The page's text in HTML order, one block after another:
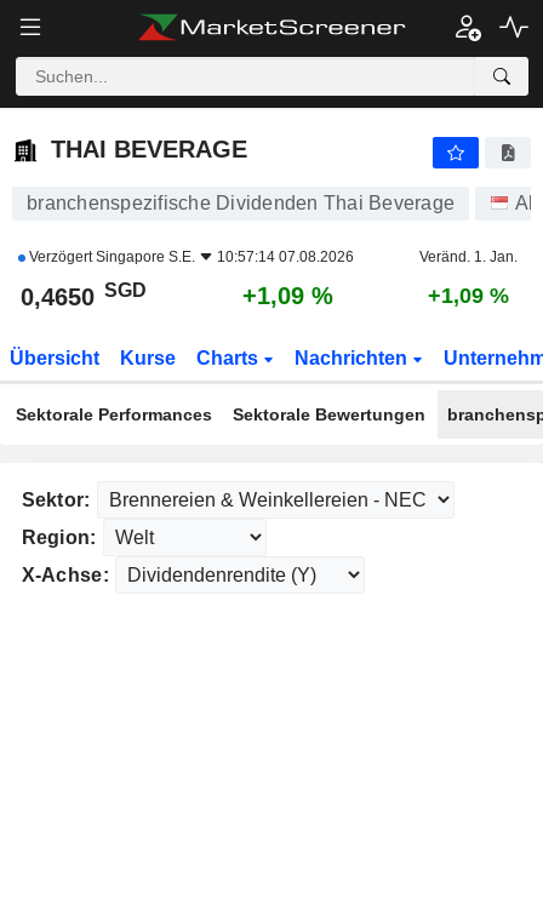
THAI BEVERAGE
THAI BEVERAGE
branchenspezifische Dividenden Thai Beverage
VerzögertSingapore S.E. 10:57:14 07.08.2026 Veränd. 1. Jan.
0,4650 SGD +1,09 % +1,09 %
Übersicht Kurse Charts Nachrichten
Sektorale Performances Sektorale Bewertungen
Sektor:
Region:
X-Achse: